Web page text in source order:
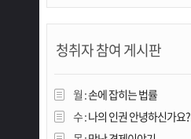
청취자 참여 게시판
월 :손에 잡히는 법률
수 :나의 인권 안녕하신가요?